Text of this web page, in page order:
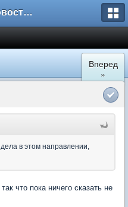
Форум Новостройки
Вперед
»
в этом направлении,
что пока ничего сказать не